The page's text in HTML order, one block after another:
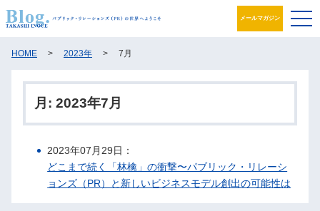
メールマガジン
ブログ
プロフィール
パブリック・リレーションズとは
アカデミック活動
井之上PRグループ
HOME > 2023年 > 7月
月: 2023年7月
2023年07月29日：
どこまで続く「林檎」の衝撃〜パブリック・リレーシ
ョンズ（PR）と新しいビジネスモデル創出の可能性は